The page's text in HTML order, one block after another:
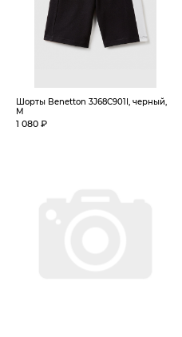
Шорты Benetton 3J68C901I, черный,
M
1 080 ₽